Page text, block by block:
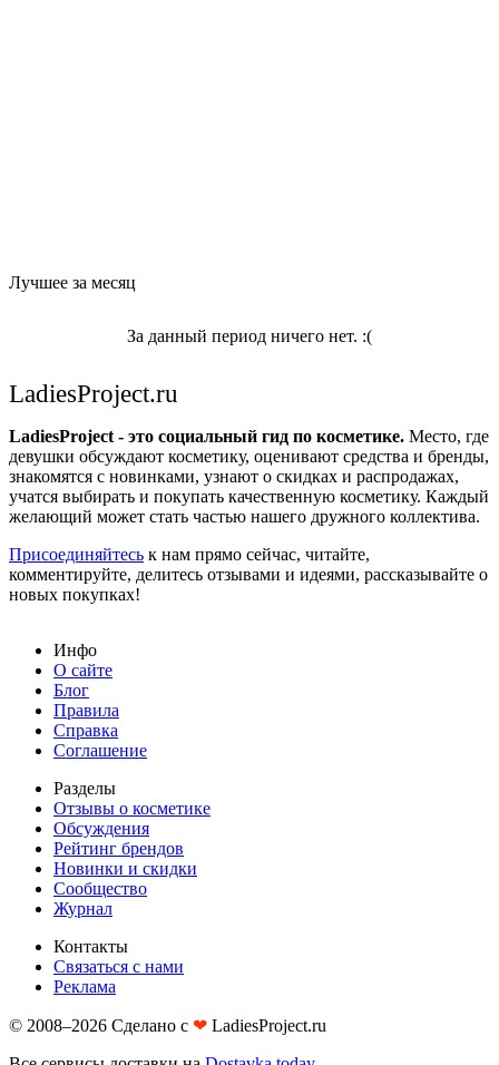
Лучшее за месяц
За данный период ничего нет. :(
LadiesProject.ru
LadiesProject - это социальный гид по косметике. Место, где
девушки обсуждают косметику, оценивают средства и бренды,
знакомятся с новинками, узнают о скидках и распродажах,
учатся выбирать и покупать качественную косметику. Каждый
желающий может стать частью нашего дружного коллектива.
Присоединяйтесь к нам прямо сейчас, читайте,
комментируйте, делитесь отзывами и идеями, рассказывайте о
новых покупках!
Инфо
О сайте
Блог
Правила
Справка
Соглашение
Разделы
Отзывы о косметике
Обсуждения
Рейтинг брендов
Новинки и скидки
Сообщество
Журнал
Контакты
Связаться с нами
Реклама
© 2008–2026 Сделано с ❤︎ LadiesProject.ru